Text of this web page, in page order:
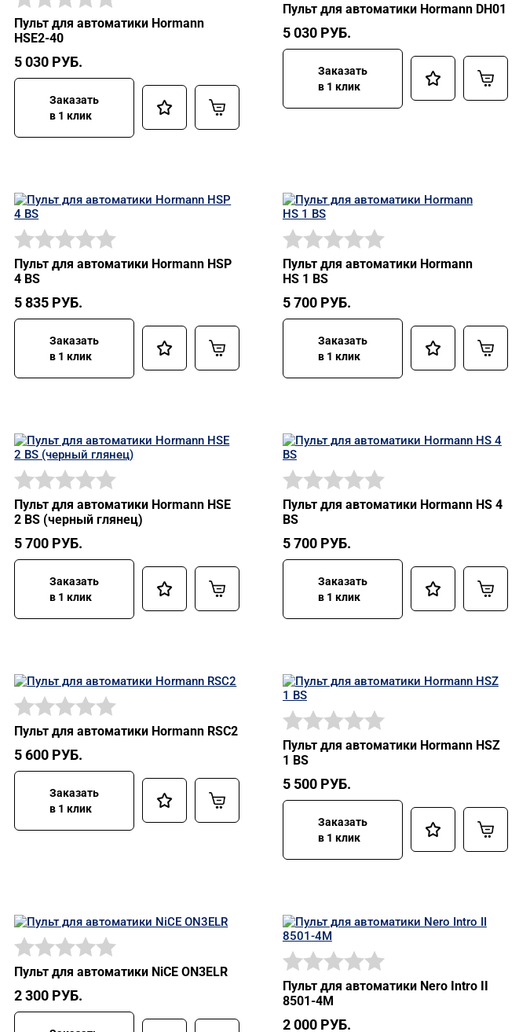
Пульт для автоматики Hormann
HSЕ2-40
5 030 РУБ.
Заказать
в 1 клик
Пульт для автоматики Hormann DH01
5 030 РУБ.
Заказать
в 1 клик
Пульт для автоматики Hormann HSP
4 BS
5 835 РУБ.
Заказать
в 1 клик
Пульт для автоматики Hormann
HS 1 BS
5 700 РУБ.
Заказать
в 1 клик
Пульт для автоматики Hormann HSE
2 BS (черный глянец)
5 700 РУБ.
Заказать
в 1 клик
Пульт для автоматики Hormann HS 4
BS
5 700 РУБ.
Заказать
в 1 клик
Пульт для автоматики Hormann RSC2
5 600 РУБ.
Заказать
в 1 клик
Пульт для автоматики Hormann HSZ
1 BS
5 500 РУБ.
Заказать
в 1 клик
Пульт для автоматики NiCE ON3ELR
2 300 РУБ.
Пульт для автоматики Nero Intro II
8501-4M
2 000 РУБ.